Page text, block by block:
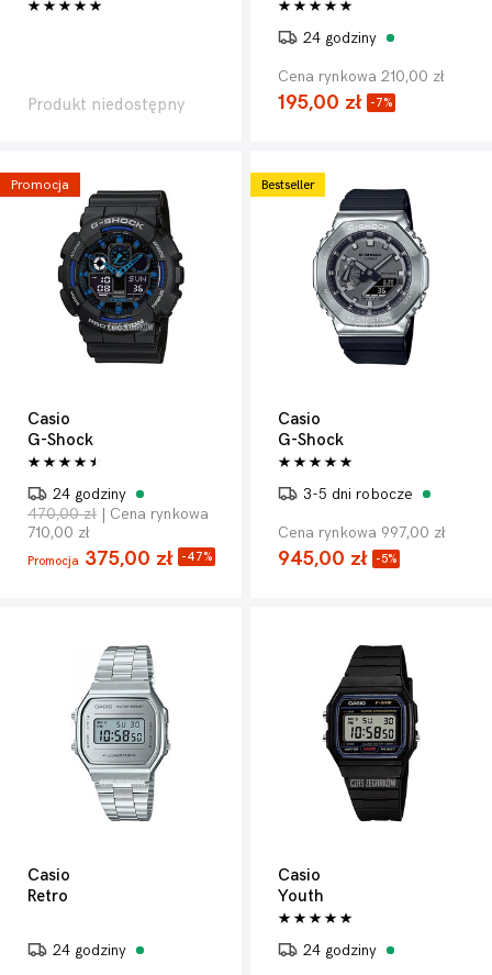
Produkt niedostępny
24 godziny
Cena rynkowa 210,00 zł
195,00 zł -7%
Promocja
Casio
G-Shock
24 godziny
470,00 zł | Cena rynkowa
710,00 zł
Promocja 375,00 zł -47%
Bestseller
Casio
G-Shock
3-5 dni robocze
Cena rynkowa 997,00 zł
945,00 zł -5%
Casio
Retro
24 godziny
Casio
Youth
24 godziny